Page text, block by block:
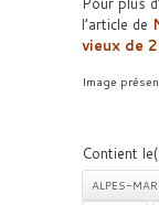
l’article de
vieux de
Image
Contient
ALPES-